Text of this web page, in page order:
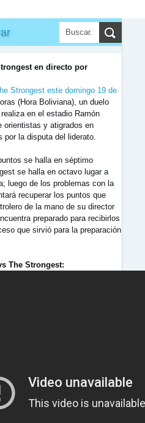
en directo por
Strongest este domingo 19 de
(Hora Boliviana), un duelo
en el estadio Ramón
orientistas y atigrados en
por la disputa del liderato.
se halla en séptimo
se halla en octavo lugar a
luego de los problemas con la
recuperar los puntos que
de la mano de su director
preparado para recibirlos
que sirvió para la preparación
The Strongest: